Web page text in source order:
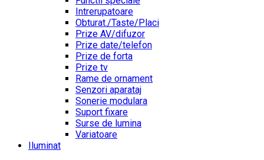
Intrerupatoare
Obturat./Taste/Placi
Prize AV/difuzor
Prize date/telefon
Prize de forta
Prize tv
Rame de ornament
Senzori aparataj
Sonerie modulara
Suport fixare
Surse de lumina
Variatoare
Iluminat